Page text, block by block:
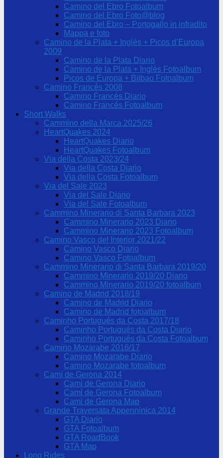
Camino del Ebro Fotoalbum
Camino del Ebro Foto@blog
Camino del Ebro – Portogallo in infradito
Mappa e foto
Camino de la Plata + Inglès + Picos d’Europa
2009
Camino de la Plata Diario
Camino de la Plata + Inglès Fotoalbum
Picos de Europa + Bilbao Fotoalbum
Camino Francés 2008
Camino Francés Diario
Camino Francés Fotoalbum
Short Walks
Cammino della Marca 2025/26
HeartQuakes 2024
HeartQuakes Diario
HeartQuakes Fotoalbum
Via della Costa 2023/24
Via della Costa Diario
Via della Costa Fotoalbum
Via del Sale 2023
Via del Sale Diario
Via del Sale Fotoalbum
Cammino Minerario di Santa Barbara 2023
Cammino Minerario 2023 Diario
Cammino Minerario 2023 Fotoalbum
Camino Vasco del Interior 2021/22
Camino Vasco Diario
Camino Vasco Fotoalbum
Cammino Minerario di Santa Barbara 2019/20
Cammino Minerario 2019/20 Diario
Cammino Minerario 2019/20 fotoalbum
Camino de Madrid 2018/19
Camino de Madrid Diario
Camino de Madrid fotoalbum
Caminho Portugués da Costa 2017/18
Caminho Portugués da Costa Diario
Caminho Portugués da Costa Fotoalbum
Camino Mozarabe 2016/17
Camino Mozarabe Diario
Camino Mozarabe fotoalbum
Camì de Gerona 2014
Camì de Gerona Diario
Camì de Gerona Fotoalbum
Camì de Gerona Map
Grande Traversata Appenninica 2014
GTA Diario
GTA Fotoalbum
GTA RoadBook
GTA Map
Long Rides